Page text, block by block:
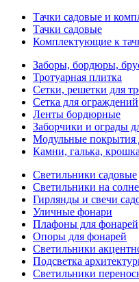
Тачки садовые и
Тачки садовые
Комплектующие к
Заборы, бордюры,
Тротуарная плитка
Сетки, решетки для
Сетка для ограждений
Ленты бордюрные
Заборчики и ограды
Модульные покрытия
Камни, галька,
Светильники садовые
Светильники на
Гирлянды и свечи
Уличные фонари
Плафоны для фонарей
Опоры для фонарей
Светильники
Подсветка
Светильники